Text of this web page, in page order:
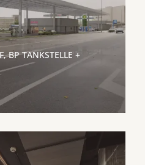
BP TANKSTELLE +